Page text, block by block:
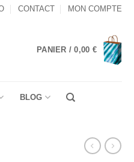
CONTACT MON COMPTE
PANIER /0,00 €
BLOG